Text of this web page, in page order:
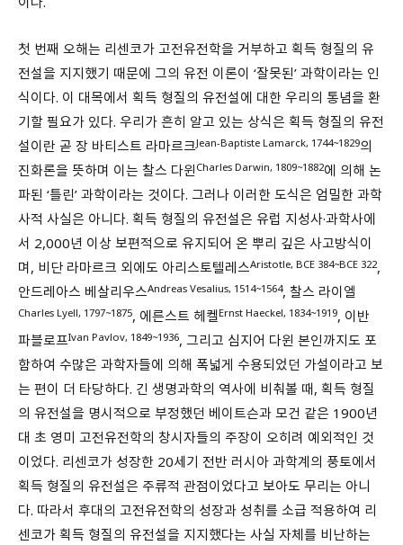
첫 번째 오해는 리센코가 고전유전학을 거부하고 획득 형질의 유
전설을 지지했기 때문에 그의 유전 이론이 ‘잘못된’ 과학이라는 인
식이다. 이 대목에서 획득 형질의 유전설에 대한 우리의 통념을 환
기할 필요가 있다. 우리가 흔히 알고 있는 상식은 획득 형질의 유전
설이란 곧 장 바티스트 라마르크Jean-Baptiste Lamarck, 1744~1829의
진화론을 뜻하며 이는 찰스 다윈 Charles Darwin, 1809~1882에 의해 논
파된 ‘틀린’ 과학이라는 것이다. 그러나 이러한 도식은 엄밀한 과학
사적 사실은 아니다. 획득 형질의 유전설은 유럽 지성사·과학사에
서 2,000년 이상 보편적으로 유지되어 온 뿌리 깊은 사고방식이
며, 비단 라마르크 외에도 아리스토텔레스Aristotle, BCE 384~BCE 322,
안드레아스 베살리우스Andreas Vesalius, 1514~1564, 찰스 라이엘
Charles Lyell, 1797~1875, 에른스트 헤켈Ernst Haeckel, 1834~1919, 이반
파블로프Ivan Pavlov, 1849~1936, 그리고 심지어 다윈 본인까지도 포
함하여 수많은 과학자들에 의해 폭넓게 수용되었던 가설이라고 보
는 편이 더 타당하다. 긴 생명과학의 역사에 비춰볼 때, 획득 형질
의 유전설을 명시적으로 부정했던 베이트슨과 모건 같은 1900년
대 초 영미 고전유전학의 창시자들의 주장이 오히려 예외적인 것
이었다. 리센코가 성장한 20세기 전반 러시아 과학계의 풍토에서
획득 형질의 유전설은 주류적 관점이었다고 보아도 무리는 아니
다. 따라서 후대의 고전유전학의 성장과 성취를 소급 적용하여 리
센코가 획득 형질의 유전설을 지지했다는 사실 자체를 비난하는